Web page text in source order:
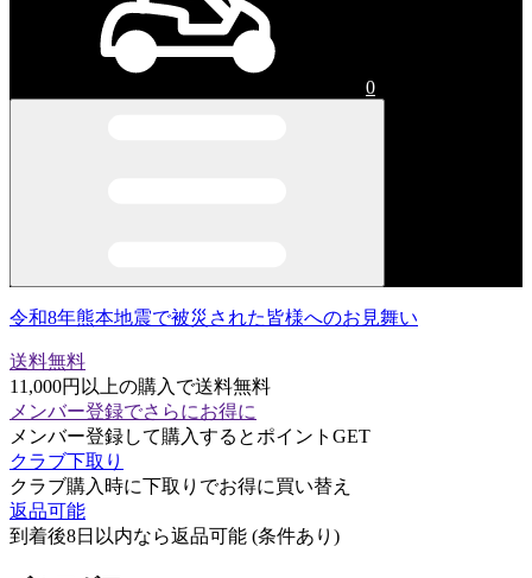
0
令和8年熊本地震で被災された皆様へのお見舞い
送料無料
11,000円以上の購入で送料無料
メンバー登録でさらにお得に
メンバー登録して購入するとポイントGET
クラブ下取り
クラブ購入時に下取りでお得に買い替え
返品可能
到着後8日以内なら返品可能 (条件あり)